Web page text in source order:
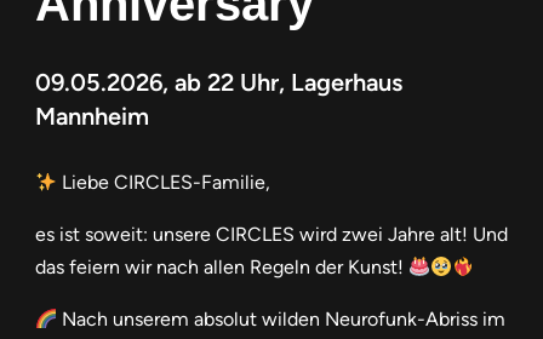
09.05.2026, ab 22 Uhr, Lagerhaus
Mannheim
Liebe CIRCLES-Familie,
es ist soweit: unsere CIRCLES wird zwei Jahre alt! Und
das feiern wir nach allen Regeln der Kunst!
Nach unserem absolut wilden Neurofunk-Abriss im